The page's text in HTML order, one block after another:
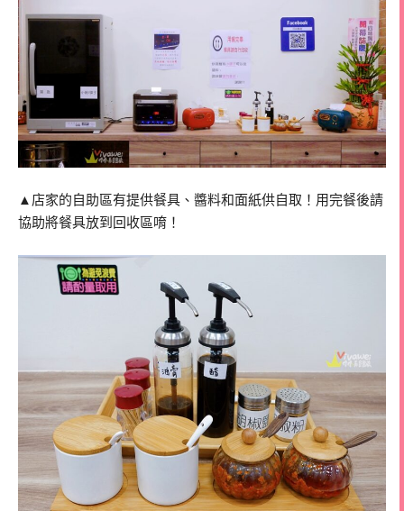
▲店家的自助區有提供餐具、醬料和面紙供自取！用完餐後請
協助將餐具放到回收區唷！